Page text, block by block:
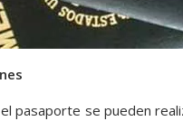
pasaporte se pueden